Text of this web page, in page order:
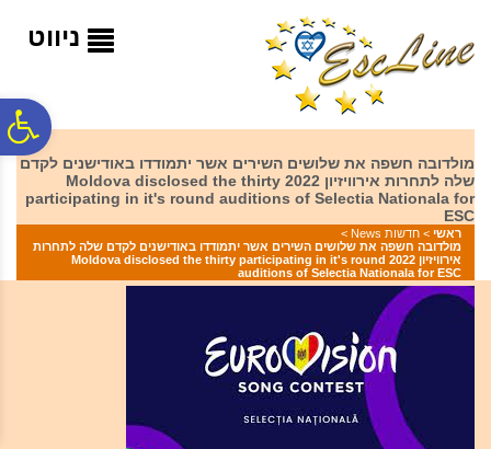
המרכזי
ניווט
מולדובה חשפה את שלושים השירים אשר יתמודדו באודישנים לקדם
שלה לתחרות אירוויזיון 2022 Moldova disclosed the thirty
participating in it's round auditions of Selectia Nationala for
ESC
ראשי > חדשות News
>
מולדובה חשפה את שלושים השירים אשר יתמודדו באודישנים לקדם שלה לתחרות
אירוויזיון 2022 Moldova disclosed the thirty participating in it's round
auditions of Selectia Nationala for ESC